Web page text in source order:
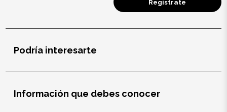
Registrate
Podría interesarte
Información que debes conocer